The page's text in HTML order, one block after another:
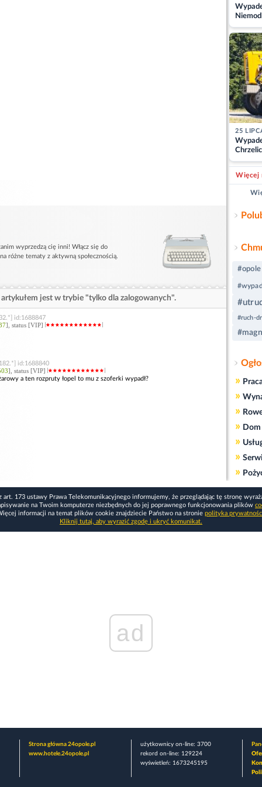
wyprzedzą cię inni! Włącz się do
różne tematy z aktywną społecznością.
jest w trybie "tylko dla zalogowanych".
id:1688847
], status [VIP]
id:1688840
], status [VIP]
a ten rozpruty łopel to mu z szoferki wypadł?
osoby
25
Więcej
#opole
#ruch-
»
»
»
»
»
»
»
art. 173 ustawy Prawa Telekomunikacyjnego informujemy, że przeglądając tę stronę
na Twoim komputerze niezbędnych do jej poprawnego funkcjonowania plików
informacji na temat plików cookie znajdziecie Państwo na stronie polityka
Kliknij tutaj, aby wyrazić zgodę i ukryć komunikat.
ad
Strona główna 24opole.pl
www.hotele.24opole.pl
użytkownicy on-line: 3700
rekord on-line: 129224
wyświetleń: 1673245195